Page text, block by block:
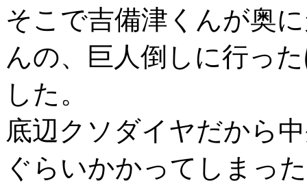
そこで吉備津くんが奥
んの、巨人倒しに行っ
した。
底辺クソダイヤだから
ぐらいかかってしまっ